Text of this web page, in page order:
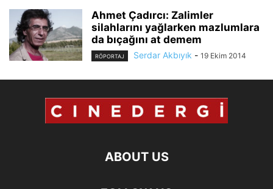
Ahmet Çadırcı: Zalimler
silahlarını yağlarken mazlumlara
da bıçağını at demem
RÖPORTAJ Serdar Akbıyık - 19 Ekim 2014
ABOUT US